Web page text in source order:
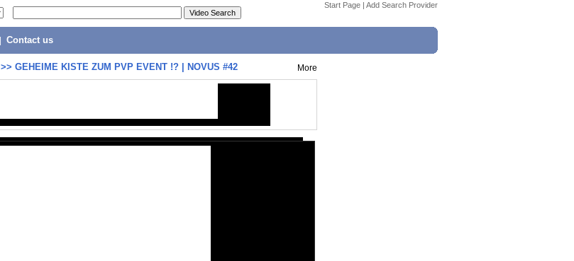
Start Page | Add Search Provider
Contact us
>> GEHEIME KISTE ZUM PVP EVENT !? | NOVUS #42 More